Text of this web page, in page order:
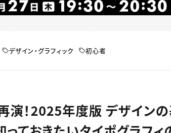
デザイン・グラフィック 初心者
演！2025年度版 デザイン